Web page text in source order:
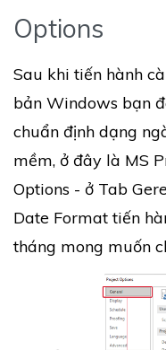
Options
Sau khi tiến hành
bản Windows bạn
chuẩn định dạng
mềm, ở đây là MS
Options - ở Tab
Date Format tiến
tháng mong muốn